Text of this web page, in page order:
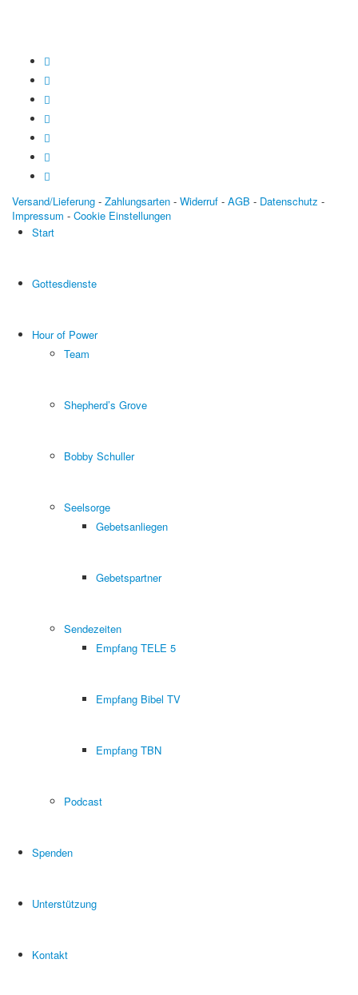
Versand/Lieferung - Zahlungsarten - Widerruf - AGB - Datenschutz -
Impressum - Cookie Einstellungen
Start
Gottesdienste
Hour of Power
Team
Shepherd’s Grove
Bobby Schuller
Seelsorge
Gebetsanliegen
Gebetspartner
Sendezeiten
Empfang TELE 5
Empfang Bibel TV
Empfang TBN
Podcast
Spenden
Unterstützung
Kontakt